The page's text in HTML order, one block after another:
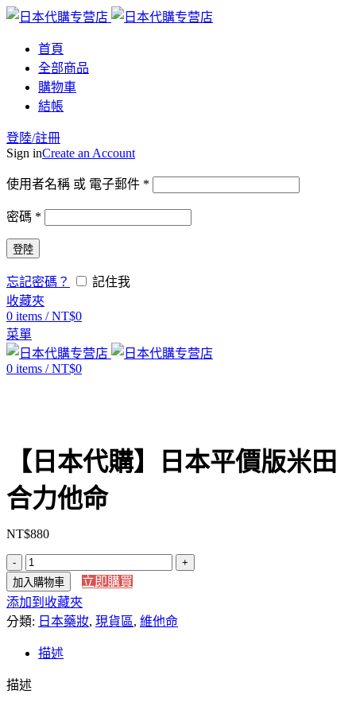
首頁
全部商品
購物車
結帳
登陸/註冊
Sign inCreate an Account
使用者名稱 或 電子郵件 *
密碼 *
登陸
忘記密碼？
記住我
收藏夾
0 items / NT$0
菜單
0 items / NT$0
【日本代購】日本平價版米田
合力他命
NT$880
【日
本
代
購】
本
平
加入購物車
立即購買
添加到收藏夾
分類: 日本藥妝, 現貨區, 維他命
描述
描述